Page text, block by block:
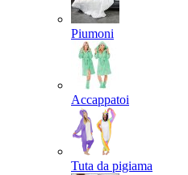
Piumoni
Accappatoi
Tuta da pigiama